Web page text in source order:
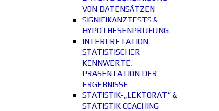
VON DATENSÄTZEN
SIGNIFIKANZTESTS &
HYPOTHESENPRÜFUNG
INTERPRETATION
STATISTISCHER
KENNWERTE,
PRÄSENTATION DER
ERGEBNISSE
STATISTIK-„LEKTORAT“ &
STATISTIK COACHING